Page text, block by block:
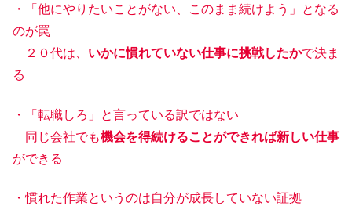
・「他にやりたいことがない、このまま続けよう」となる
のが罠
２０代は、 いかに慣れていない仕事に挑戦したかで決ま
る
・「転職しろ」と言っている訳ではない
同じ会社でも機会を得続けることができれば新しい仕事
ができる
・慣れた作業というのは自分が成長していない証拠